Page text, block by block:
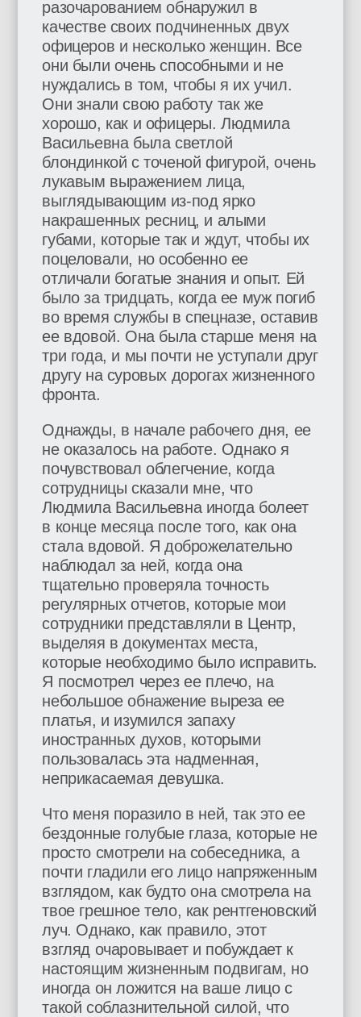
разочарованием обнаружил в
качестве своих подчиненных двух
офицеров и несколько женщин. Все
они были очень способными и не
нуждались в том, чтобы я их учил.
Они знали свою работу так же
хорошо, как и офицеры. Людмила
Васильевна была светлой
блондинкой с точеной фигурой, очень
лукавым выражением лица,
выглядывающим из-под ярко
накрашенных ресниц, и алыми
губами, которые так и ждут, чтобы их
поцеловали, но особенно ее
отличали богатые знания и опыт. Ей
было за тридцать, когда ее муж погиб
во время службы в спецназе, оставив
ее вдовой. Она была старше меня на
три года, и мы почти не уступали друг
другу на суровых дорогах жизненного
фронта.
Однажды, в начале рабочего дня, ее
не оказалось на работе. Однако я
почувствовал облегчение, когда
сотрудницы сказали мне, что
Людмила Васильевна иногда болеет
в конце месяца после того, как она
стала вдовой. Я доброжелательно
наблюдал за ней, когда она
тщательно проверяла точность
регулярных отчетов, которые мои
сотрудники представляли в Центр,
выделяя в документах места,
которые необходимо было исправить.
Я посмотрел через ее плечо, на
небольшое обнажение выреза ее
платья, и изумился запаху
иностранных духов, которыми
пользовалась эта надменная,
неприкасаемая девушка.
Что меня поразило в ней, так это ее
бездонные голубые глаза, которые не
просто смотрели на собеседника, а
почти гладили его лицо напряженным
взглядом, как будто она смотрела на
твое грешное тело, как рентгеновский
луч. Однако, как правило, этот
взгляд очаровывает и побуждает к
настоящим жизненным подвигам, но
иногда он ложится на ваше лицо с
такой соблазнительной силой, что